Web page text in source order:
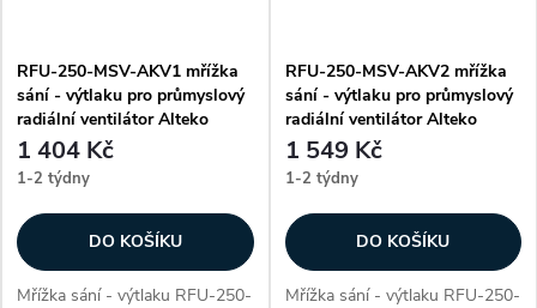
RFU-250-MSV-AKV1 mřížka
sání - výtlaku pro průmyslový
radiální ventilátor Alteko
1 404 Kč
1-2 týdny
DO KOŠÍKU
Mřížka sání - výtlaku RFU-250-
RFU-250-MSV-AKV2 mřížka
sání - výtlaku pro průmyslový
radiální ventilátor Alteko
1 549 Kč
1-2 týdny
DO KOŠÍKU
Mřížka sání - výtlaku RFU-250-